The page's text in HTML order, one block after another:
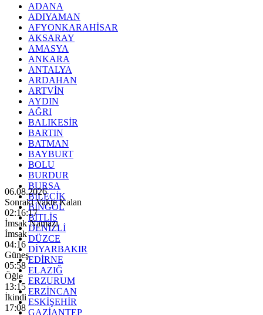
ADANA
ADIYAMAN
AFYONKARAHİSAR
AKSARAY
AMASYA
ANKARA
ANTALYA
ARDAHAN
ARTVİN
AYDIN
AĞRI
BALIKESİR
BARTIN
BATMAN
BAYBURT
BOLU
BURDUR
BURSA
BİLECİK
BİNGÖL
BİTLİS
DENİZLİ
DÜZCE
DİYARBAKIR
EDİRNE
ELAZIĞ
ERZURUM
ERZİNCAN
ESKİŞEHİR
GAZİANTEP
06.08.2026
Sonraki Vakte Kalan
02:16:15
İmsak Namazı
İmsak
04:16
Güneş
05:58
Öğle
13:15
İkindi
17:08